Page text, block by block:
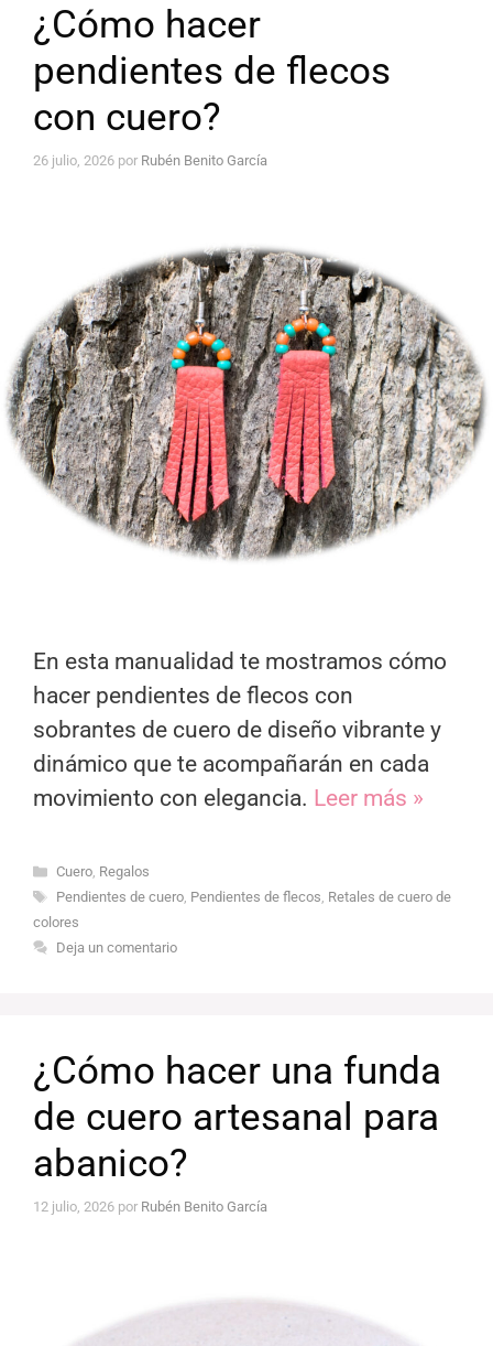
¿Cómo hacer
pendientes de flecos
con cuero?
26 julio, 2026 por Rubén Benito García
En esta manualidad te mostramos cómo
hacer pendientes de flecos con
sobrantes de cuero de diseño vibrante y
dinámico que te acompañarán en cada
movimiento con elegancia. Leer más »
Categorías
Cuero, Regalos
Etiquetas
Pendientes de cuero, Pendientes de flecos Retales de cuero de
colores
Deja un comentario
¿Cómo hacer una funda
de cuero artesanal para
abanico?
12 julio, 2026 por Rubén Benito García